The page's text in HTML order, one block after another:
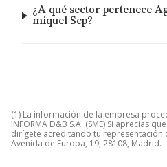
¿A qué sector pertenece
miquel Scp?
(1) La información de la empresa
INFORMA D&B S.A. (SME) Si aprecias
dirígete acreditando tu representación
Avenida de Europa, 19, 28108, Madrid.